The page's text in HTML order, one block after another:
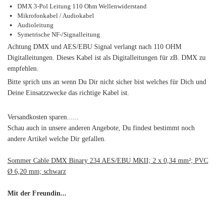
DMX 3-Pol Leitung 110 Ohm Wellenwiderstand
Mikrofonkabel / Audiokabel
Audioleitung
Symetrische NF-/Signalleitung
Achtung DMX und AES/EBU Signal verlangt nach 110 OHM
Digitalleitungen. Dieses Kabel ist als Digitalleitungen für zB. DMX zu
empfehlen.
Bitte sprich uns an wenn Du Dir nicht sicher bist welches für Dich und
Deine Einsatzzwecke das richtige Kabel ist.
Versandkosten sparen......
Schau auch in unsere anderen Angebote, Du findest bestimmt noch
andere Artikel welche Dir gefallen.
Sommer Cable DMX Binary 234 AES/EBU MKII; 2 x 0,34 mm²; PVC
Ø 6,20 mm; schwarz
Mit der Freundin...